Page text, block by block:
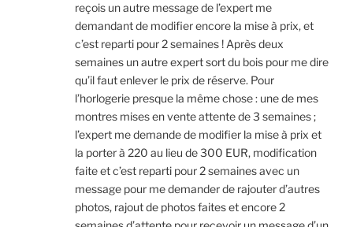
reçois un autre message de l’expert me
demandant de modifier encore la mise à prix, et
c’est reparti pour 2 semaines ! Après deux
semaines un autre expert sort du bois pour me dire
qu’il faut enlever le prix de réserve. Pour
l’horlogerie presque la même chose : une de mes
montres mises en vente attente de 3 semaines ;
l’expert me demande de modifier la mise à prix et
la porter à 220 au lieu de 300 EUR, modification
faite et c’est reparti pour 2 semaines avec un
message pour me demander de rajouter d’autres
photos, rajout de photos faites et encore 2